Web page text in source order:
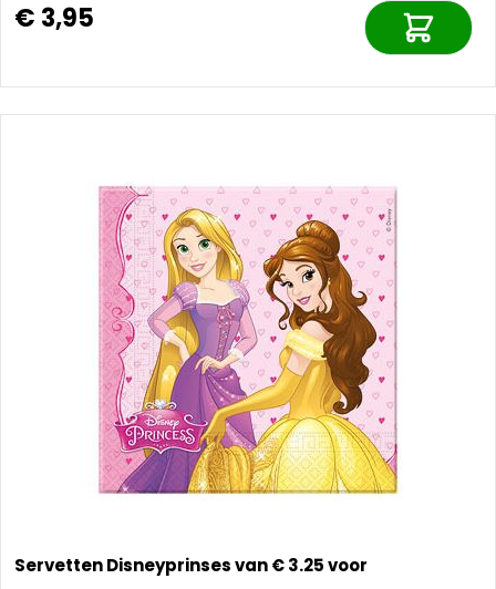
€ 3,95
Servetten Disneyprinses van € 3.25 voor